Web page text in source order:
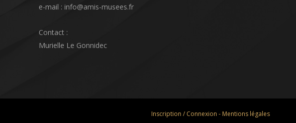
e-mail : info@amis-musees.fr
Contact :
Murielle Le Gonnidec
Inscription / Connexion - Mentions légales